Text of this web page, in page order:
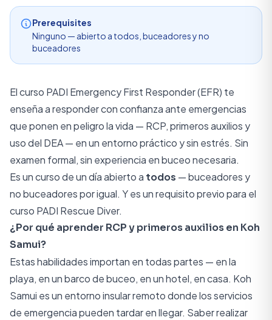
Prerequisites
Ninguno — abierto a todos, buceadores y no
buceadores
El curso PADI Emergency First Responder (EFR) te
enseña a responder con confianza ante emergencias
que ponen en peligro la vida — RCP, primeros auxilios y
uso del DEA — en un entorno práctico y sin estrés. Sin
examen formal, sin experiencia en buceo necesaria.
Es un curso de un día abierto a todos — buceadores y
no buceadores por igual. Y es un requisito previo para el
curso PADI Rescue Diver.
¿Por qué aprender RCP y primeros auxilios en Koh
Samui?
Estas habilidades importan en todas partes — en la
playa, en un barco de buceo, en un hotel, en casa. Koh
Samui es un entorno insular remoto donde los servicios
de emergencia pueden tardar en llegar. Saber realizar